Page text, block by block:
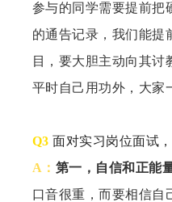
参与的同学需要提前把
的通告记录，我们能提
目，要大胆主动向其讨
平时自己用功外，大家
Q3面对实习岗位面试
A： 第一，自信和正能量
口音很重，而要相信自